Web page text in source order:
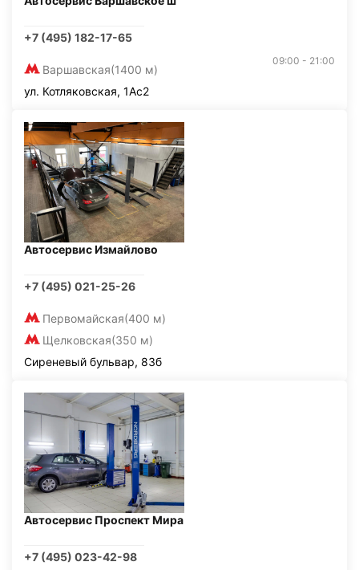
+7 (495) 182-17-65
Варшавская(1400 м)
09:00 - 21:00
ул. Котляковская, 1Ас2
Автосервис Измайлово
+7 (495) 021-25-26
Первомайская(400 м)
Щелковская(350 м)
Сиреневый бульвар, 83б
Автосервис Проспект Мира
+7 (495) 023-42-98